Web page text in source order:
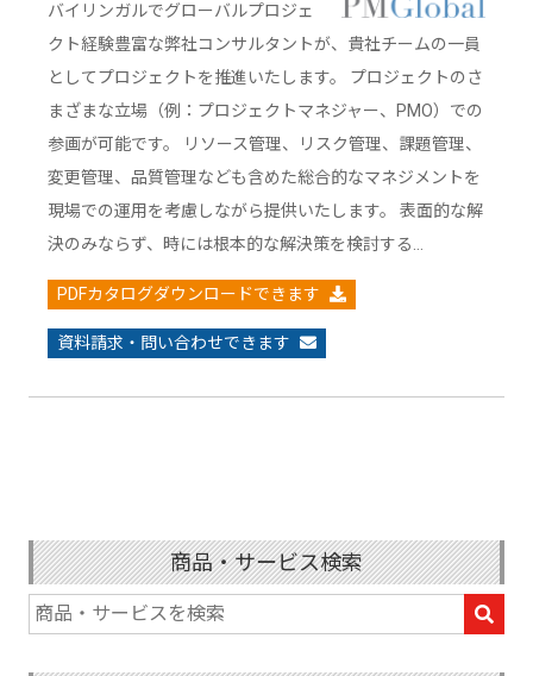
バイリンガルでグローバルプロジェ
クト経験豊富な弊社コンサルタントが、貴社チームの一員
としてプロジェクトを推進いたします。 プロジェクトのさ
まざまな立場（例：プロジェクトマネジャー、PMO）での
参画が可能です。 リソース管理、リスク管理、課題管理、
変更管理、品質管理なども含めた総合的なマネジメントを
現場での運用を考慮しながら提供いたします。 表面的な解
決のみならず、時には根本的な解決策を検討する…
PDFカタログダウンロードできます
資料請求・問い合わせできます
商品・サービス検索